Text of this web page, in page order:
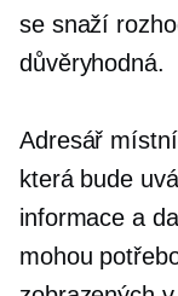
se snaží
důvěryhodná.
Adresář
která bude
informace a
mohou